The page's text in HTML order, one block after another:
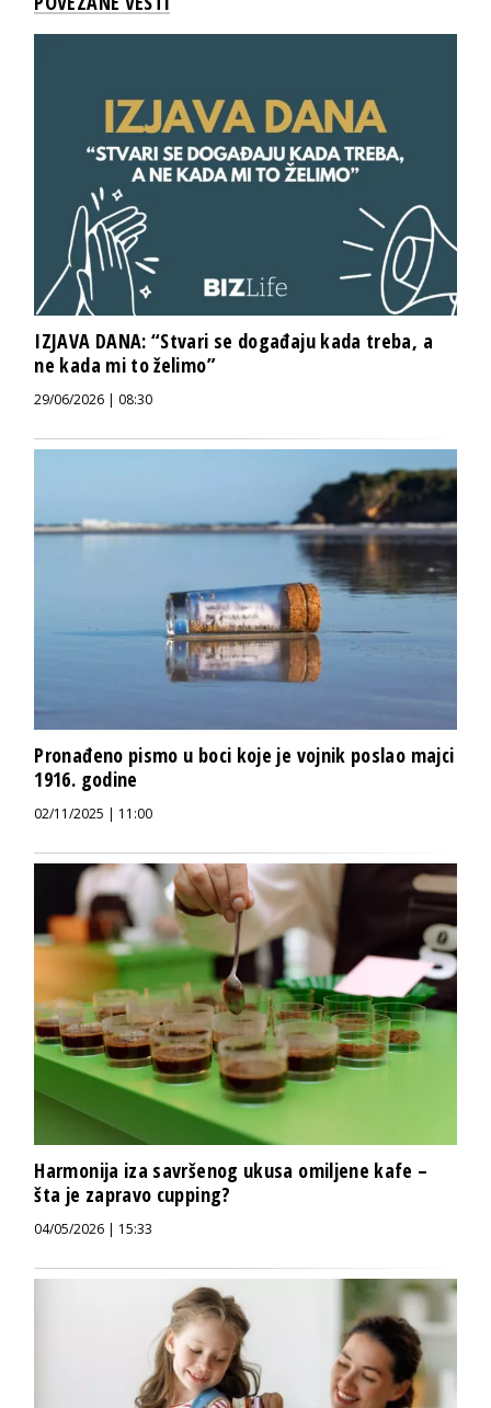
IZJAVA DANA: “Stvari se događaju kada treba, a
ne kada mi to želimo”
29/06/2026 | 08:30
Pronađeno pismo u boci koje je vojnik poslao majci
1916. godine
02/11/2025 | 11:00
Harmonija iza savršenog ukusa omiljene kafe –
šta je zapravo cupping?
04/05/2026 | 15:33